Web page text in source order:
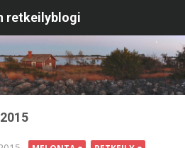
retkeilyblogi